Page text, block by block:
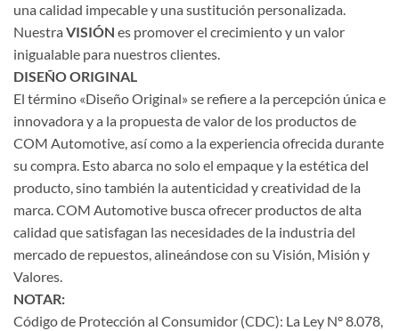
una calidad impecable y una sustitución personalizada.
Nuestra VISIÓN es promover el crecimiento y un valor
inigualable para nuestros clientes.
DISEÑO ORIGINAL
El término «Diseño Original» se refiere a la percepción única e
innovadora y a la propuesta de valor de los productos de
COM Automotive, así como a la experiencia ofrecida durante
su compra. Esto abarca no solo el empaque y la estética del
producto, sino también la autenticidad y creatividad de la
marca. COM Automotive busca ofrecer productos de alta
calidad que satisfagan las necesidades de la industria del
mercado de repuestos, alineándose con su Visión, Misión y
Valores.
NOTAR:
Código de Protección al Consumidor (CDC): La Ley N° 8.078,